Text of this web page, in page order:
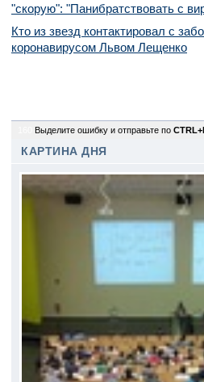
"скорую": "Панибратствовать с
Кто из звезд контактировал с
коронавирусом Львом Лещенко
Выделите ошибку и отправьте по
КАРТИНА ДНЯ